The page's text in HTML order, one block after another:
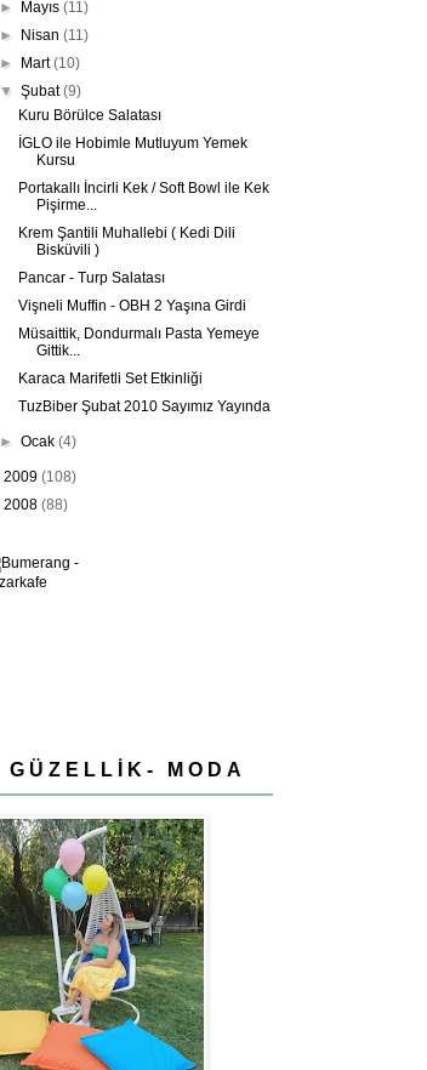
► Mayıs(11)
► Nisan(11)
► Mart(10)
▼Şubat(9)
Kuru Börülce Salatası
İGLO ile Hobimle Mutluyum Yemek
Kursu
Portakallı İncirli Kek / Soft Bowl ile Kek
Pişirme...
Krem Şantili Muhallebi ( Kedi Dili
Bisküvili )
Pancar - Turp Salatası
Vişneli Muffin - OBH 2 Yaşına Girdi
Müsaittik, Dondurmalı Pasta Yemeye
Gittik...
Karaca Marifetli Set Etkinliği
TuzBiber Şubat 2010 Sayımız Yayında
►Ocak(4)
2009 (108)
2008 (88)
GÜZELLİK- MODA